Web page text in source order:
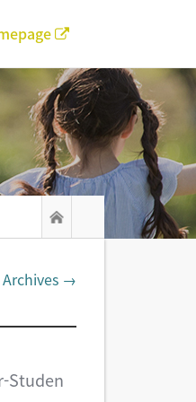
Archives →
Studen